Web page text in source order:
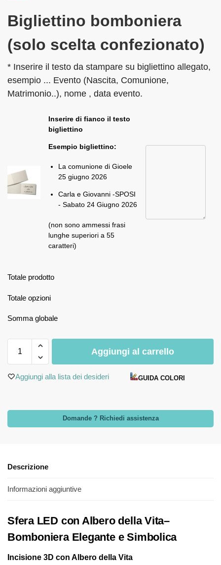
Bigliettino bomboniera
(solo scelta confezionato)
* Inserire il testo da stampare su bigliettino allegato,
esempio ... Evento (Nascita, Comunione,
Matrimonio..), nome , data evento.
Inserire di fianco il testo
bigliettino
Esempio bigliettino:
La comunione di Gioele
25 giugno 2026
Carla e Giovanni -SPOSI
- Sabato 24 Giugno 2026
(non sono ammessi frasi
lunghe superiori a 55
caratteri)
Totale prodotto
Totale opzioni
Somma globale
Aggiungi al carrello
Aggiungi alla lista dei desideri GUIDA COLORI
Domande ? Richiedi assistenza
Descrizione
Informazioni aggiuntive
Sfera LED con Albero della Vita–
Bomboniera Elegante e Simbolica
Incisione 3D con Albero della Vita